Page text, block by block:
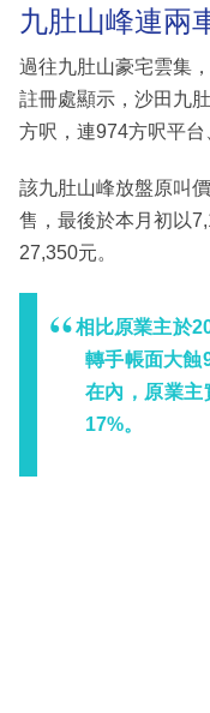
九肚山峰連兩
過往九肚山豪宅雲集
註冊處顯示，沙田九
方呎，連974方呎平台
該九肚山峰放盤原叫
售，最後於本月初以
27,350元。
相比原業主於
轉手帳面大蝕
在內，原業主
17%。